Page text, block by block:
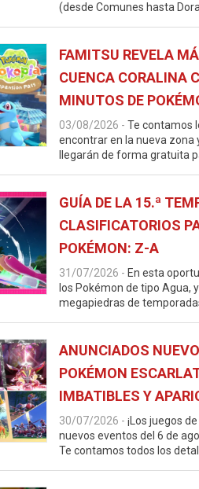
(desde Comunes hasta
FAMITSU REVELA
CUENCA CORALINA
MINUTOS DE
03/08/2026 - Te contamos
encontrar en la nueva
llegarán de forma gratuita
GUÍA DE LA 15.ª
CLASIFICATORIOS
POKÉMON: Z-A
31/07/2026 - En esta
los Pokémon de tipo Agua,
megapiedras de
ANUNCIADOS
POKÉMON
IMBATIBLES Y
30/07/2026 - ¡Los juegos
nuevos eventos del 6 de
Te contamos todos los